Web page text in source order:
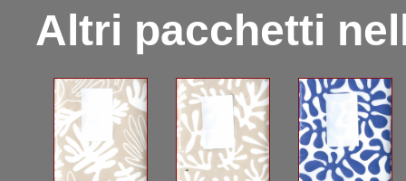
Altri pacchetti